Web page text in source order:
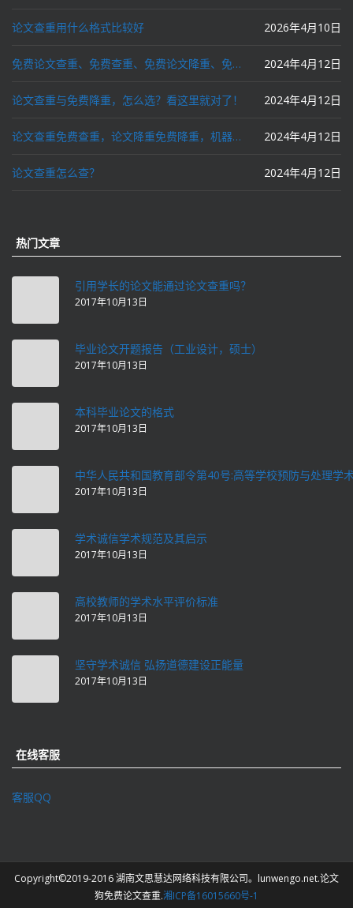
论文查重用什么格式比较好 2026年4月10日
免费论文查重、免费查重、免费论文降重、免费降重、智能降重、一键降重、降低AIGC写作率、AI写论文，这些名词你了解吗？ 2024年4月12日
论文查重与免费降重，怎么选？看这里就对了！ 2024年4月12日
论文查重免费查重，论文降重免费降重，机器降重，人工降重，降低AIGC写作率，ai写论文，都要选论文狗和paperdog以及文思慧达！ 2024年4月12日
论文查重怎么查？ 2024年4月12日
热门文章
引用学长的论文能通过论文查重吗？
2017年10月13日
毕业论文开题报告（工业设计，硕士）
2017年10月13日
本科毕业论文的格式
2017年10月13日
中华人民共和国教育部令第40号:高等学校预防与处理学
2017年10月13日
学术诚信学术规范及其启示
2017年10月13日
高校教师的学术水平评价标准
2017年10月13日
坚守学术诚信 弘扬道德建设正能量
2017年10月13日
在线客服
客服QQ
Copyright©2019-2016 湖南文思慧达网络科技有限公司。lunwengo.net.论文
狗免费论文查重.湘ICP备16015660号-1